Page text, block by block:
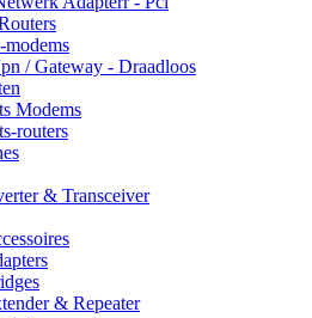
/ Gateway - Draadloos
Modems
routers
& Transceiver
& Repeater